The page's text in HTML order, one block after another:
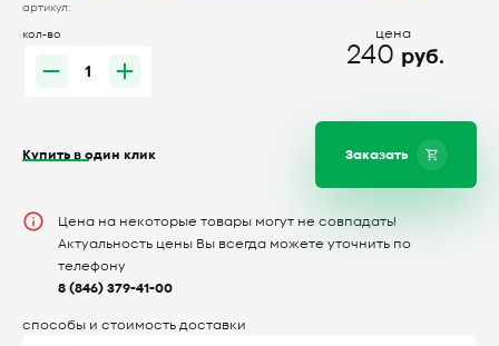
артикул:
кол-во
цена
240 руб.
Заказать
Купить в один клик
Цена на некоторые товары могут не совпадать!
Актуальность цены Вы всегда можете уточнить по
телефону
8 (846) 379-41-00
способы и стоимость доставки